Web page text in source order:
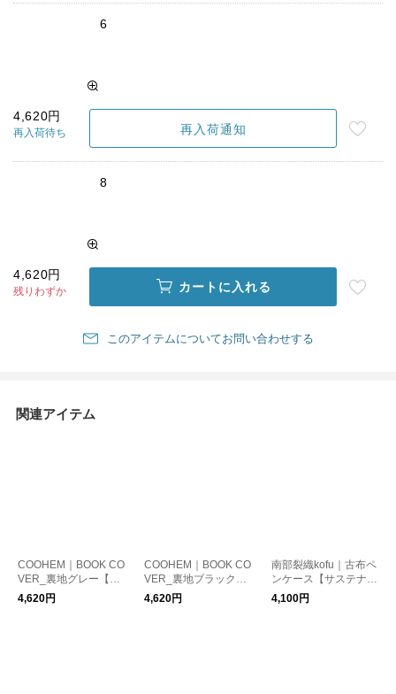
6
4,620円
再入荷待ち 再入荷通知
8
4,620円
残りわずか カートに入れる
このアイテムについてお問い合わせする
関連アイテム
COOHEM｜BOOK CO
VER_裏地グレー【20
26年新作】
4,620円
COOHEM｜BOOK CO
VER_裏地ブラック
【2026年新作】
4,620円
南部裂織kofu｜古布ペ
ンケース【サステナブ
ル】
4,100円